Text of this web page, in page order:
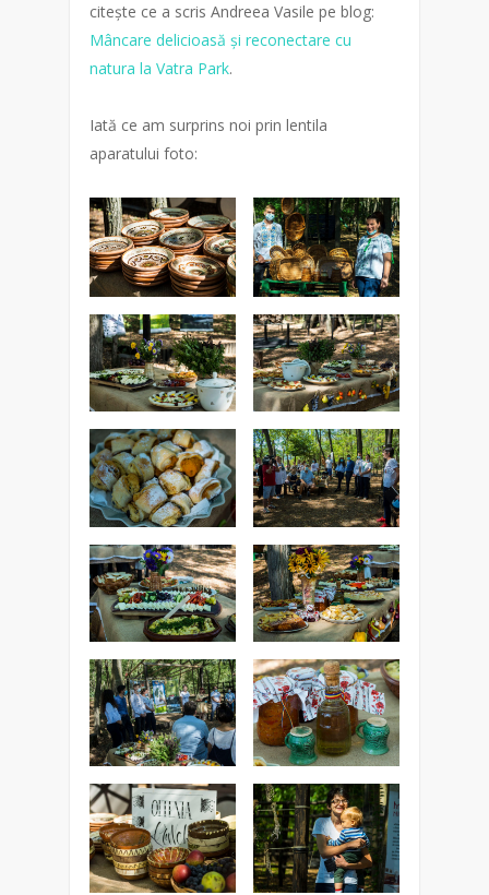
citește ce a scris Andreea Vasile pe blog:
Mâncare delicioasă și reconectare cu
natura la Vatra Park.
Iată ce am surprins noi prin lentila
aparatului foto: